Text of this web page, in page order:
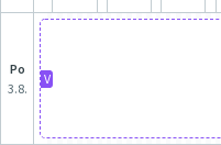
po
3.8.
V